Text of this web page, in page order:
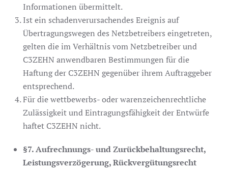
Informationen übermittelt.
Ist ein schadenverursachendes Ereignis auf
Übertragungswegen des Netzbetreibers eingetreten,
gelten die im Verhältnis vom Netzbetreiber und
C3ZEHN anwendbaren Bestimmungen für die
Haftung der C3ZEHN gegenüber ihrem Auftraggeber
entsprechend.
Für die wettbewerbs- oder warenzeichenrechtliche
Zulässigkeit und Eintragungsfähigkeit der Entwürfe
haftet C3ZEHN nicht.
§7. Aufrechnungs- und Zurückbehaltungsrecht,
Leistungsverzögerung, Rückvergütungsrecht